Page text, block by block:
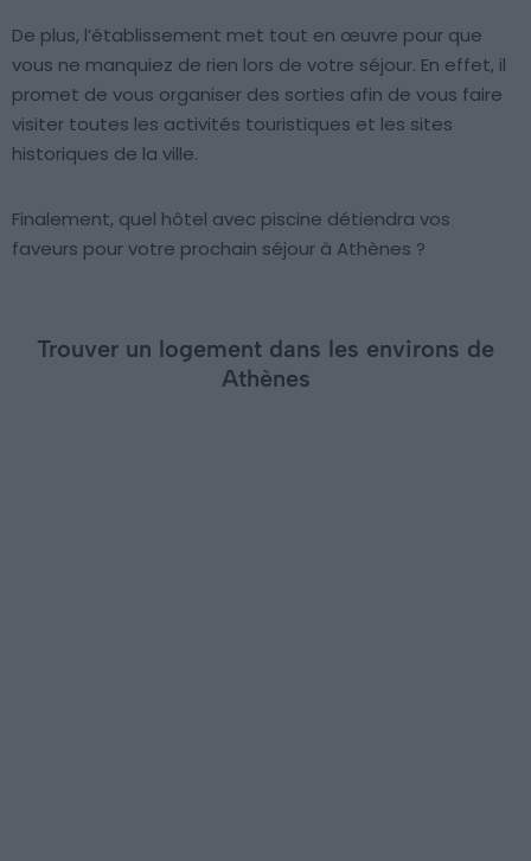
De plus, l’établissement met tout en œuvre pour que
vous ne manquiez de rien lors de votre séjour. En effet, il
promet de vous organiser des sorties afin de vous faire
visiter toutes les activités touristiques et les sites
historiques de la ville.
Finalement, quel hôtel avec piscine détiendra vos
faveurs pour votre prochain séjour à Athènes ?
Trouver un logement dans les environs de
Athènes